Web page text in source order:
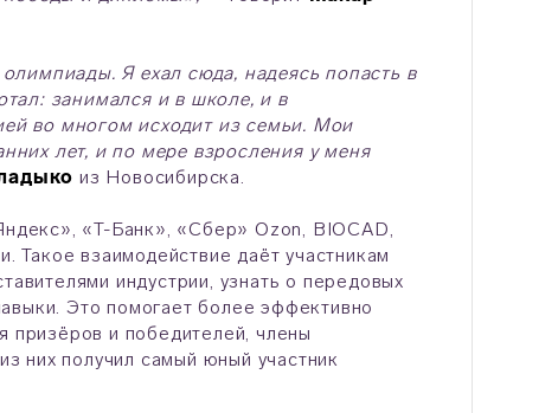
Я ехал сюда, надеясь попасть в
занимался и в школе, и в
во многом исходит из семьи. Мои
лет, и по мере взросления у меня
из Новосибирска.
«Т-Банк», «Сбер» Ozon, BIOCAD,
Такое взаимодействие даёт участникам
индустрии, узнать о передовых
Это помогает более эффективно
призёров и победителей, члены
них получил самый юный участник